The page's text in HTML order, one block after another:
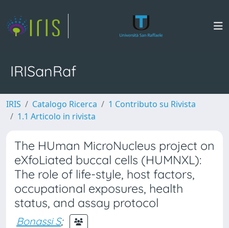
IRISanRaf
IRIS Catalogo Ricerca
1 Contributo su Rivista
1.1 Articolo in rivista
The HUman MicroNucleus project on
eXfoLiated buccal cells (HUMNXL):
The role of life-style, host factors,
occupational exposures, health
status, and assay protocol
Bonassi S;